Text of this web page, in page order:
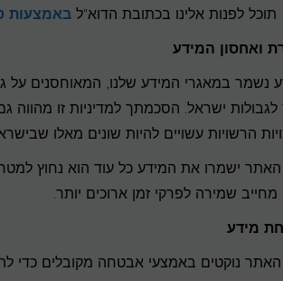
תוכל לפנות אלינו בכתובת הדוא"ל באמצעות
ואחסון המידע
נשמר במאגרי המידע שלנו, המאוחסנים על
לגבולות ישראל. הסכמתך למדיניות זו
הרשויות עשויים להיות שונים מאלו
האתר ישמרו את המידע כל עוד הוא נחוץ
מחייב שמירה לפרקי זמן ארוכים יותר.
מידע
האתר נוקטים באמצעי אבטחה מקובלים כדי